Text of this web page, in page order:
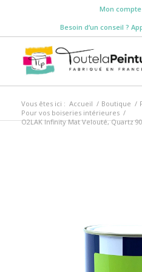
Mon compte
Besoin d‘un conseil ?
Vous êtes ici : Accueil / Boutique /
Pour vos boiseries intérieures /
O2LAK Infinity Mat Velouté, Quartz